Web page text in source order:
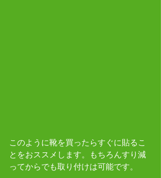
このように靴を買ったらすぐに貼るこ
とをおススメします。もちろんすり減
ってからでも取り付けは可能です。